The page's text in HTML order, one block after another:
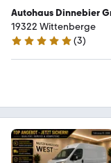
Autohaus Dinnebier
19322 Wittenberge
5 Sterne
(3)